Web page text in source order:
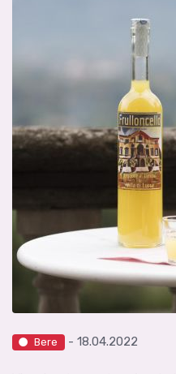
Bere - 18.04.2022